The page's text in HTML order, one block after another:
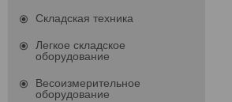
Складская техника
Легкое складское
оборудование
Весоизмерительное
оборудование